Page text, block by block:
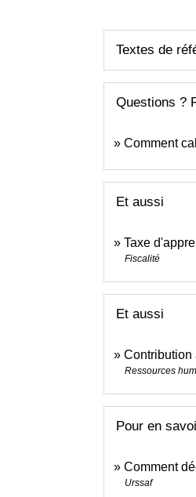
Textes de
Questions ?
Comment
Et aussi
Taxe
Fiscalité
Et aussi
Contribution
Ressources
Pour en
Comment
Urssaf